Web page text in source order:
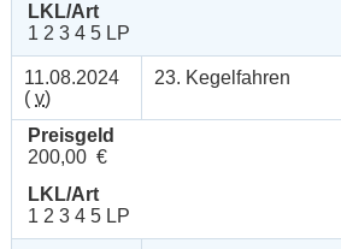
LKL/Art
1 2 3 4 5 LP
11.08.2024
( v)
23. Kegelfahren
Preisgeld
200,00 €
LKL/Art
1 2 3 4 5 LP